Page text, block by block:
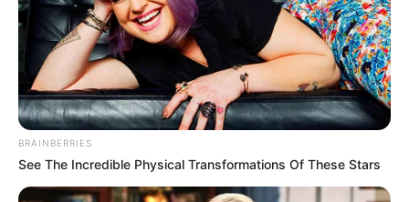
Ausflugsziele, Sehenswürdigkeiten, Freizeitziele
und Museen im Umkreis von Bad Wurzach:
Umkreissuche Tourismus Bad Wurzach
Museen in und um Bad Wurzach
Kinderausflugsziele für Bad Wurzach
Kindergeburtstag feiern
Schlösser und Burgen in und um Bad Wurzach
BRAINBERRIES
See The Incredible Physical Transformations Of These Stars